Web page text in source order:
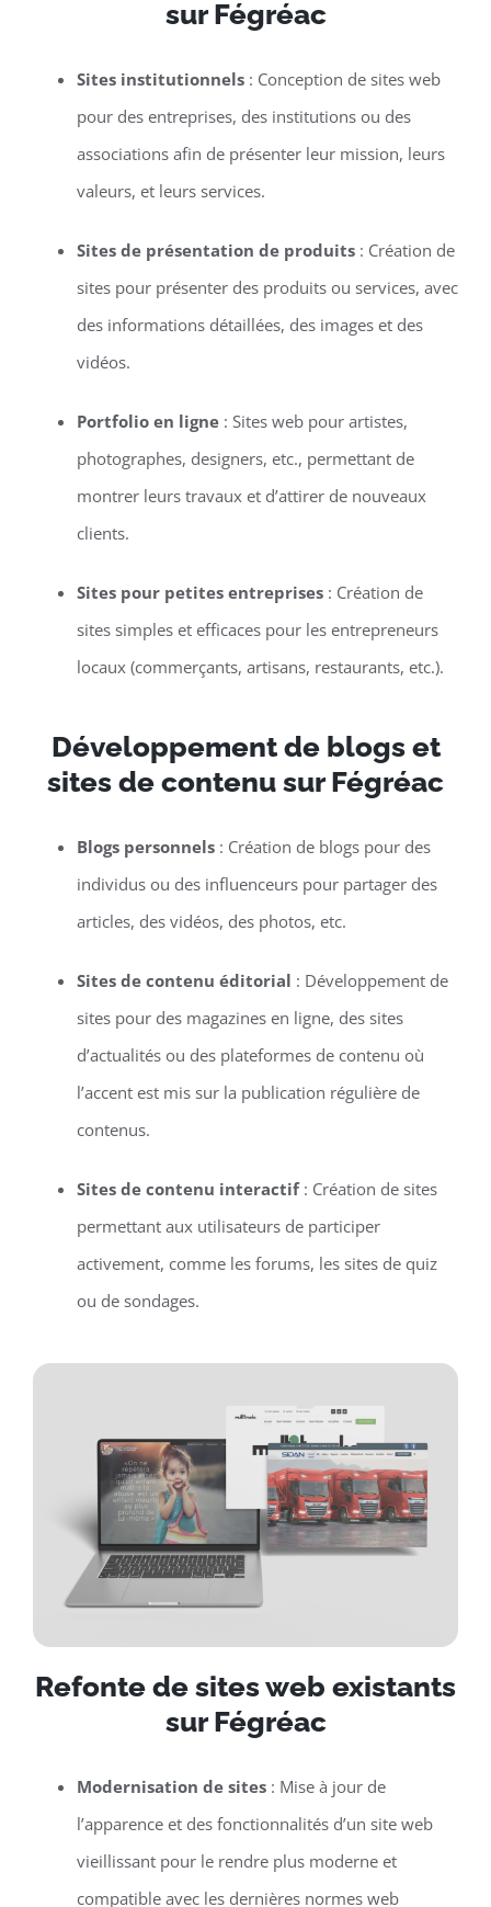
sur Fégréac
Sites institutionnels: Conception de sites web
pour des entreprises, des institutions ou des
associations afin de présenter leur mission, leurs
valeurs, et leurs services.
Sites de présentation de produits: Création de
sites pour présenter des produits ou services, avec
des informations détaillées, des images et des
vidéos.
Portfolio en ligne: Sites web pour artistes,
photographes, designers, etc., permettant de
montrer leurs travaux et d’attirer de nouveaux
clients.
Sites pour petites entreprises: Création de
sites simples et efficaces pour les entrepreneurs
locaux (commerçants, artisans, restaurants, etc.).
Développement de blogs et
sites de contenu sur Fégréac
Blogs personnels: Création de blogs pour des
individus ou des influenceurs pour partager des
articles, des vidéos, des photos, etc.
Sites de contenu éditorial : Développement de
sites pour des magazines en ligne, des sites
d’actualités ou des plateformes de contenu où
l’accent est mis sur la publication régulière de
contenus.
Sites de contenu interactif: Création de sites
permettant aux utilisateurs de participer
activement, comme les forums, les sites de quiz
ou de sondages.
Refonte de sites web existants
sur Fégréac
Modernisation de sites: Mise à jour de
l’apparence et des fonctionnalités d’un site web
vieillissant pour le rendre plus moderne et
compatible avec les dernières normes web